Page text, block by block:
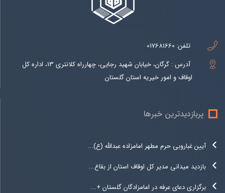
تلفن: 017681660
آدرس : گرگان، خیابان شهید رجایی، چهارراه کلانتری 13، اداره کل
اوقاف و امور خیریه استان گلستان
پربازدیدترین خبرها
آیین غباروبی حرم مطهر امامزاده عبدالله (ع)...
بازدید میدانی مدیر کل اوقاف استان از بقاع...
برگزاری دعای عرفه در امامزادگان گلستان +...